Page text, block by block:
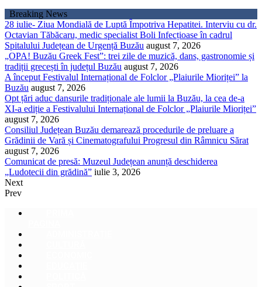
Sari
la
conținut
Breaking News
28 iulie- Ziua Mondială de Luptă Împotriva Hepatitei. Interviu cu dr.
Octavian Tăbăcaru, medic specialist Boli Infecțioase în cadrul
Spitalului Județean de Urgență Buzău august 7, 2026
„OPA! Buzău Greek Fest”: trei zile de muzică, dans, gastronomie și
tradiții grecești în județul Buzău august 7, 2026
A început Festivalul Internațional de Folclor „Plaiurile Mioriței” la
Buzău august 7, 2026
Opt țări aduc dansurile tradiționale ale lumii la Buzău, la cea de-a
XI-a ediție a Festivalului Internațional de Folclor „Plaiurile Mioriței”
august 7, 2026
Consiliul Județean Buzău demarează procedurile de preluare a
Grădinii de Vară și Cinematografului Progresul din Râmnicu Sărat
august 7, 2026
Comunicat de presă: Muzeul Județean anunță deschiderea
„Ludotecii din grădină” iulie 3, 2026
Next
Prev